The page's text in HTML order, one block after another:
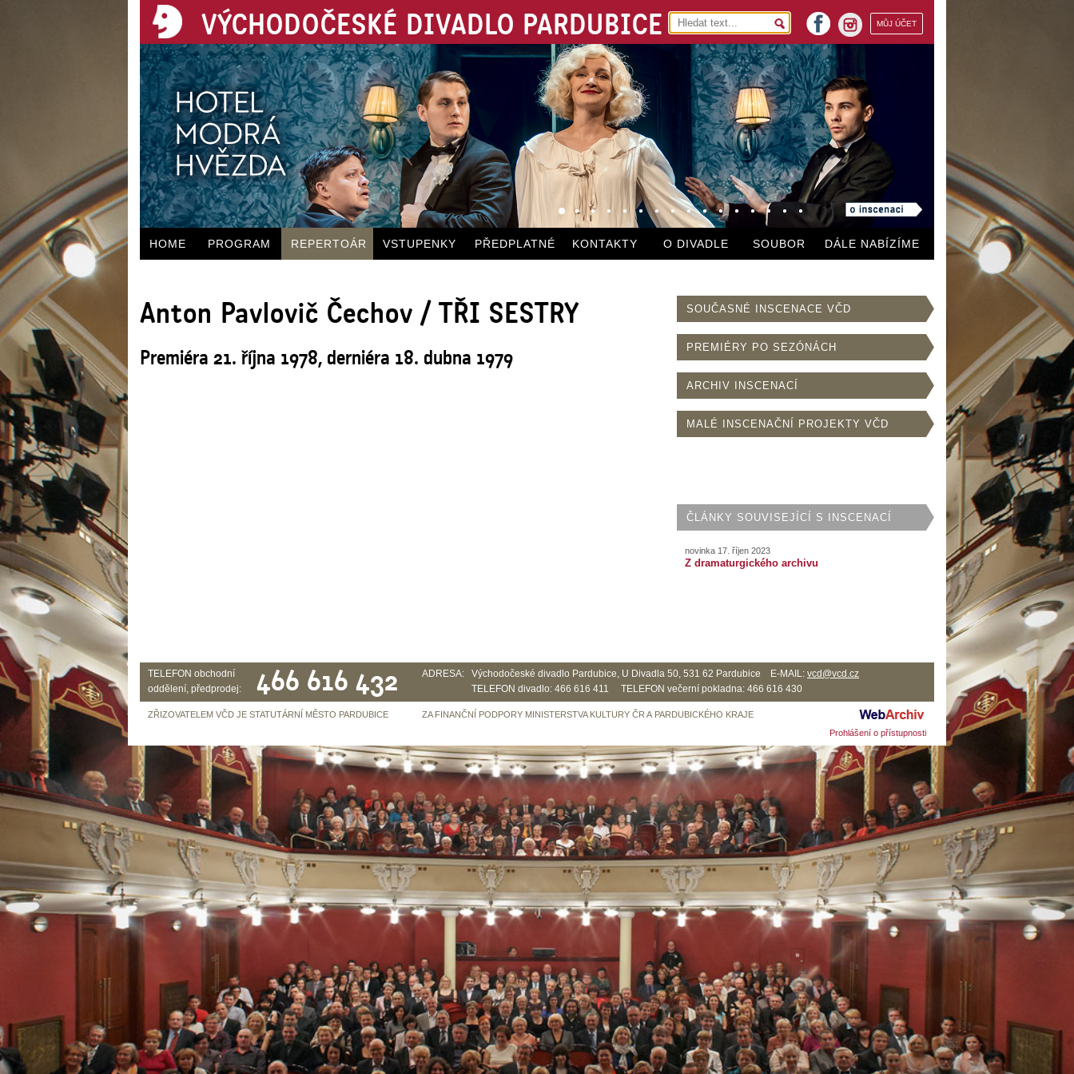
VÝCHODOČESKÉ DIVADLO PARDUBICE MŮJ ÚČET
instagram
facebook
HOME PROGRAM REPERTOÁR VSTUPENKY PŘEDPLATNÉ KONTAKTY O DIVADLE SOUBOR DÁLE NABÍZÍME
Anton Pavlovič Čechov / TŘI SESTRY
Premiéra 21. října 1978, derniéra 18. dubna 1979
SOUČASNÉ INSCENACE VČD
PREMIÉRY PO SEZÓNÁCH
ARCHIV INSCENACÍ
MALÉ INSCENAČNÍ PROJEKTY VČD
ČLÁNKY SOUVISEJÍCÍ S INSCENACÍ
novinka 17. říjen 2023
Z dramaturgického archivu
TELEFON obchodní
oddělení, předprodej:
466 616 432 ADRESA: Východočeské divadlo Pardubice, U Divadla 50, 531 62 Pardubice E-MAIL: vcd@vcd.cz
TELEFON divadlo: 466 616 411 TELEFON večerní pokladna: 466 616 430
ZŘIZOVATELEM VČD JE STATUTÁRNÍ MĚSTO PARDUBICE
ZA FINANČNÍ PODPORY MINISTERSTVA KULTURY ČR A PARDUBICKÉHO KRAJE
Prohlášení o přístupnosti